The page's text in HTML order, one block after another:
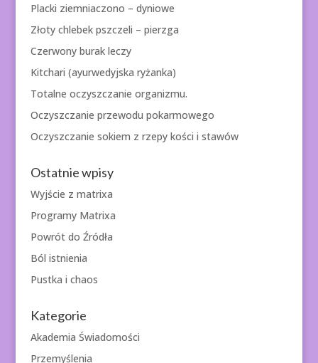
Placki ziemniaczono – dyniowe
Złoty chlebek pszczeli – pierzga
Czerwony burak leczy
Kitchari (ayurwedyjska ryżanka)
Totalne oczyszczanie organizmu.
Oczyszczanie przewodu pokarmowego
Oczyszczanie sokiem z rzepy kości i stawów
Ostatnie wpisy
Wyjście z matrixa
Programy Matrixa
Powrót do Źródła
Ból istnienia
Pustka i chaos
Kategorie
Akademia Świadomości
Przemyślenia